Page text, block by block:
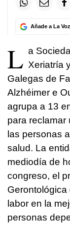
Añade a La
L a
Xeriatría
Galegas de
Alzhéimer e
agrupa a 13
para reclamar
las personas
salud. La
mediodía de
congreso, el
Gerontológica
labor en la
personas